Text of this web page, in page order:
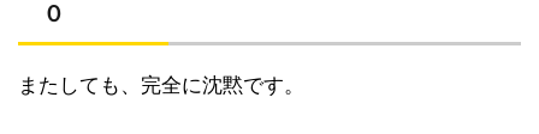
０
またしても、完全に沈黙です。